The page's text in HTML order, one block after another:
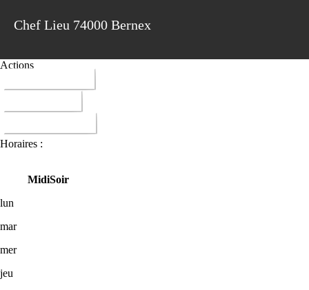
Chef Lieu 74000 Bernex
Actions
Horaires :
MidiSoir
lun
mar
mer
jeu